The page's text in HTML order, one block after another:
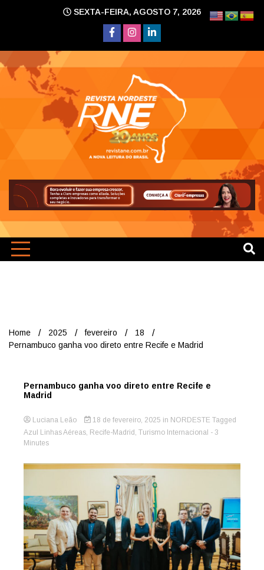
SEXTA-FEIRA, AGOSTO 7, 2026
Home 2025 fevereiro
18
Pernambuco ganha voo direto entre Recife e Madrid
Pernambuco ganha voo direto entre Recife e
Madrid
Luciana Leão 18 de fevereiro, 2025 in NORDESTE Tagged
Azul Linhas Aéreas Recife-Madrid Turismo Internacional - 3
Minutes